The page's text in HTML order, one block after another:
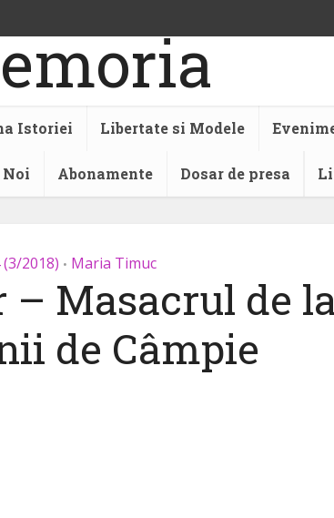
Istoriei Libertate si Modele
Noi Abonamente Dosar de presa
2018) • Maria Timuc
– Masacrul de
de Câmpie